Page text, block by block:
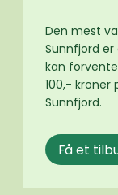
Den mest
Sunnfjord
kan
100,-
Sunnfjord.
Få et